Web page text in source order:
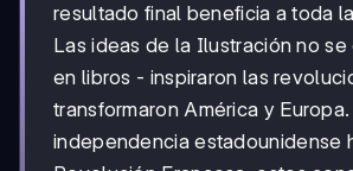
resultado final beneficia a toda
Las ideas de la Ilustración no
en libros - inspiraron las
transformaron América y
independencia estadounidense